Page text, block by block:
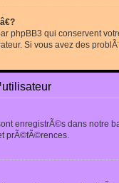
phpBB3 qui conservent
Si vous avez des
enregistrÃ©s dans notre
prÃ©fÃ©rences.